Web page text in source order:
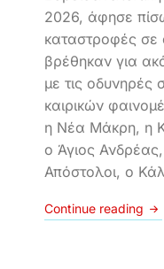
2026, άφησε
καταστροφές σε
βρέθηκαν για
με τις οδυνηρές
καιρικών
η Νέα Μάκρη, η
ο Άγιος
Απόστολοι, ο
Continue reading